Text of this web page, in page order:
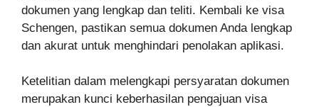
dokumen yang lengkap dan teliti. Kembali ke visa
Schengen, pastikan semua dokumen Anda lengkap
dan akurat untuk menghindari penolakan aplikasi.
Ketelitian dalam melengkapi persyaratan dokumen
merupakan kunci keberhasilan pengajuan visa